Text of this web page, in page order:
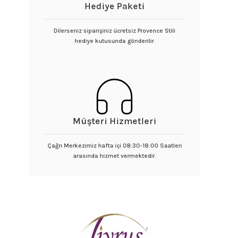
Hediye Paketi
Dilerseniz siparişiniz ücretsiz Provence Stili
hediye kutusunda gönderilir.
Müşteri Hizmetleri
Çağrı Merkezimiz hafta içi 08:30-18:00 Saatleri
arasında hizmet vermektedir.